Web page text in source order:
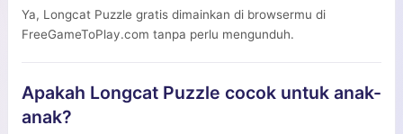
Ya, Longcat Puzzle gratis dimainkan di browsermu di
FreeGameToPlay.com tanpa perlu mengunduh.
Apakah Longcat Puzzle cocok untuk anak-
anak?